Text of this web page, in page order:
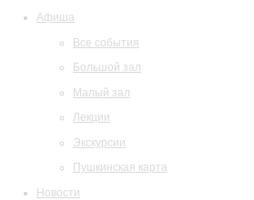
Афиша
Все события
Большой зал
Малый зал
Лекции
Экскурсии
Пушкинская карта
Новости